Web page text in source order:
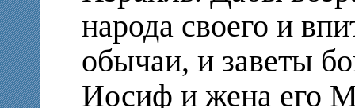
народа своего и
обычаи, и заветы
Иосиф и жена его